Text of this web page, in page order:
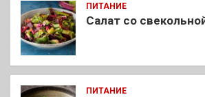
ПИТАНИЕ
Салат со
ПИТАНИЕ